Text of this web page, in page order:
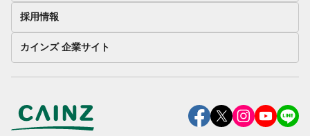
採用情報
カインズ 企業サイト